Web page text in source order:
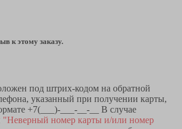
к этому заказу.
под штрих-кодом на обратной
указанный при получении карты,
+7(___)-___-__-__ В случае
"Неверный номер карты и/или номер